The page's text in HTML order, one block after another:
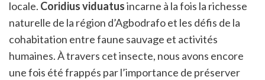
locale. Coridius viduatusincarne à la fois la richesse
naturelle de la région d’Agbodrafo et les défis de la
cohabitation entre faune sauvage et activités
humaines. À travers cet insecte, nous avons encore
une fois été frappés par l’importance de préserver